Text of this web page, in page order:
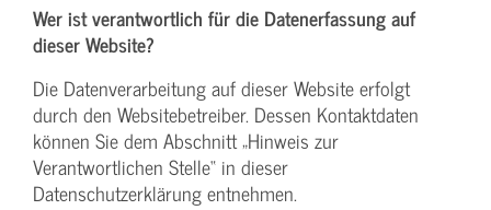
Wer ist verantwortlich für die Datenerfassung auf
dieser Website?
Die Datenverarbeitung auf dieser Website erfolgt
durch den Websitebetreiber. Dessen Kontaktdaten
können Sie dem Abschnitt „Hinweis zur
Verantwortlichen Stelle“ in dieser
Datenschutzerklärung entnehmen.